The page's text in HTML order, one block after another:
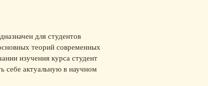
для студентов
теорий современных
изучения курса студент
себе актуальную в научном